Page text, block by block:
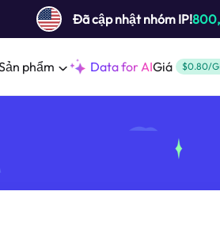
Đã cập nhật nhóm IP!
phẩm Data for AIGiá $0.80/